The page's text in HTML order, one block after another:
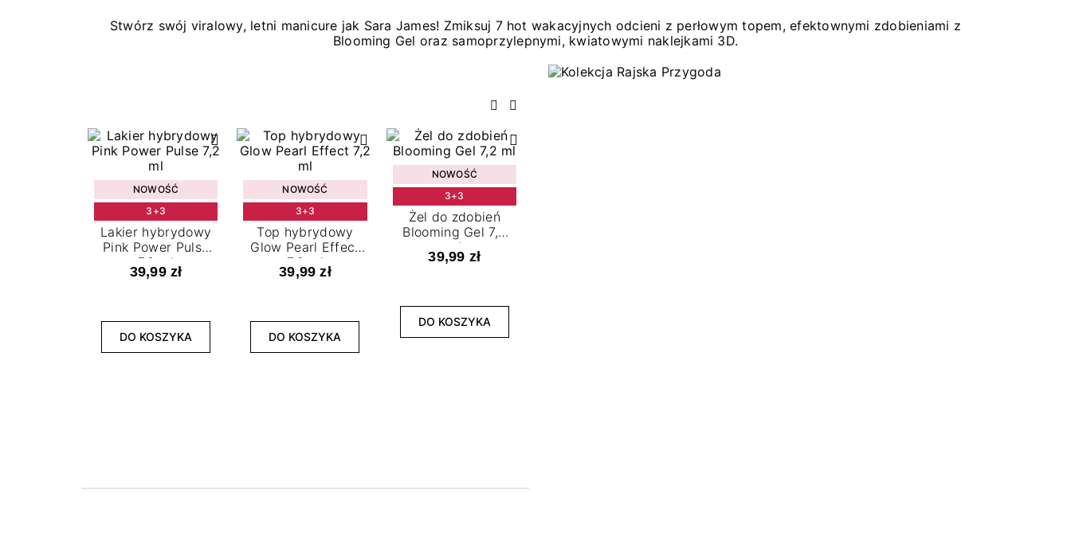
Stwórz swój viralowy, letni manicure jak Sara James! Zmiksuj 7 hot wakacyjnych odcieni z perłowym topem, efektownymi zdobieniami z
Blooming Gel oraz samoprzylepnymi, kwiatowymi naklejkami 3D.
Poprzedni
Następny
NOWOŚĆ
3+3
Lakier hybrydowy
Pink Power Pulse
7,2 ml
39,99 zł
DO KOSZYKA
NOWOŚĆ
3+3
Top hybrydowy
Glow Pearl Effect
7,2 ml
39,99 zł
DO KOSZYKA
NOWOŚĆ
3+3
Żel do zdobień
Blooming Gel 7,2
ml
39,99 zł
DO KOSZYKA